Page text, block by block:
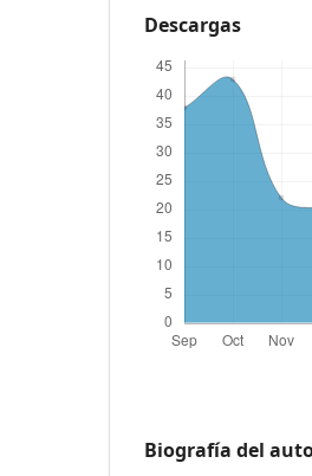
Descargas
Biografía del